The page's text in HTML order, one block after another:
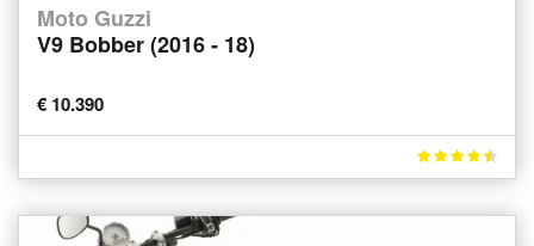
Moto Guzzi
V9 Bobber (2016 - 18)
€ 10.390